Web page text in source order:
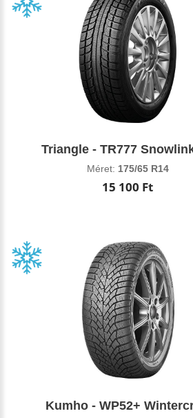
Triangle - TR777
Méret: 175/65 R14
15 100 Ft
Kumho - WP52+